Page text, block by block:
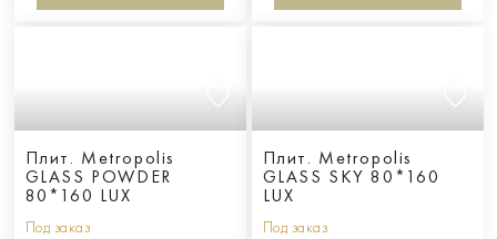
Плит. Metropolis
GLASS POWDER
80*160 LUX
Под заказ
Плит. Metropolis
GLASS SKY 80*160
LUX
Под заказ